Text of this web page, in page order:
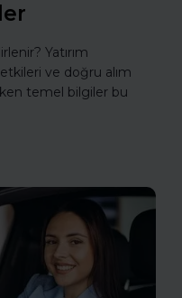
Yatırım
ve doğru alım
temel bilgiler bu